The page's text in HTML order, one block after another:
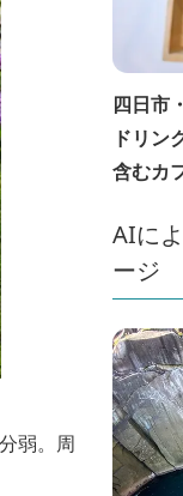
弱。周
四日市
ドリン
含むカ
AIに
ージ